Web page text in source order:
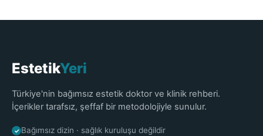
EstetikYeri
Türkiye'nin bağımsız estetik doktor ve klinik rehberi.
İçerikler tarafsız, şeffaf bir metodolojiyle sunulur.
✓ Bağımsız dizin · sağlık kuruluşu değildir